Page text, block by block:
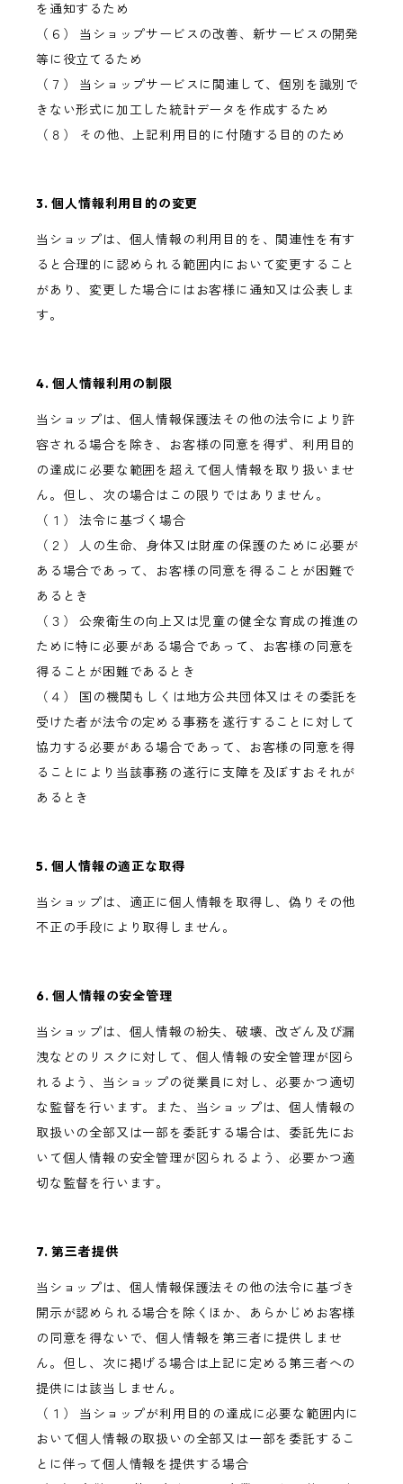
を通知するため
（６） 当ショップサービスの改善、新サービスの開発
等に役立てるため
（７） 当ショップサービスに関連して、個別を識別で
きない形式に加工した統計データを作成するため
（８） その他、上記利用目的に付随する目的のため
3. 個人情報利用目的の変更
当ショップは、個人情報の利用目的を、関連性を有す
ると合理的に認められる範囲内において変更すること
があり、変更した場合にはお客様に通知又は公表しま
す。
4. 個人情報利用の制限
当ショップは、個人情報保護法その他の法令により許
容される場合を除き、お客様の同意を得ず、利用目的
の達成に必要な範囲を超えて個人情報を取り扱いませ
ん。但し、次の場合はこの限りではありません。
（１） 法令に基づく場合
（２） 人の生命、身体又は財産の保護のために必要が
ある場合であって、お客様の同意を得ることが困難で
あるとき
（３） 公衆衛生の向上又は児童の健全な育成の推進の
ために特に必要がある場合であって、お客様の同意を
得ることが困難であるとき
（４） 国の機関もしくは地方公共団体又はその委託を
受けた者が法令の定める事務を遂行することに対して
協力する必要がある場合であって、お客様の同意を得
ることにより当該事務の遂行に支障を及ぼすおそれが
あるとき
5. 個人情報の適正な取得
当ショップは、適正に個人情報を取得し、偽りその他
不正の手段により取得しません。
6. 個人情報の安全管理
当ショップは、個人情報の紛失、破壊、改ざん及び漏
洩などのリスクに対して、個人情報の安全管理が図ら
れるよう、当ショップの従業員に対し、必要かつ適切
な監督を行います。また、当ショップは、個人情報の
取扱いの全部又は一部を委託する場合は、委託先にお
いて個人情報の安全管理が図られるよう、必要かつ適
切な監督を行います。
7. 第三者提供
当ショップは、個人情報保護法その他の法令に基づき
開示が認められる場合を除くほか、あらかじめお客様
の同意を得ないで、個人情報を第三者に提供しませ
ん。但し、次に掲げる場合は上記に定める第三者への
提供には該当しません。
（１） 当ショップが利用目的の達成に必要な範囲内に
おいて個人情報の取扱いの全部又は一部を委託するこ
とに伴って個人情報を提供する場合